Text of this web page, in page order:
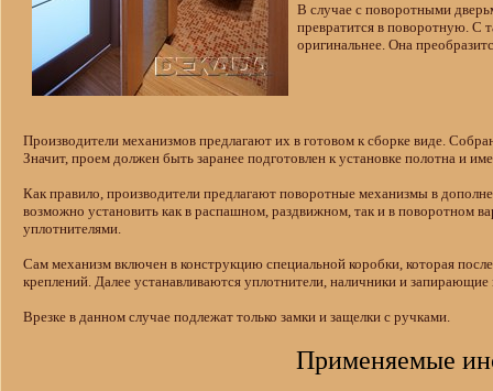
В случае с поворотными
превратится в поворотную. С
оригинальнее. Она
Производители механизмов предлагают их в готовом к сборке виде.
Значит, проем должен быть заранее подготовлен к установке полотна и
Как правило, производители предлагают поворотные механизмы в
возможно установить как в распашном, раздвижном, так и в
уплотнителями.
Сам механизм включен в конструкцию специальной коробки, которая
креплений. Далее устанавливаются уплотнители, наличники и
Врезке в данном случае подлежат только замки и защелки с ручками.
Применяемые